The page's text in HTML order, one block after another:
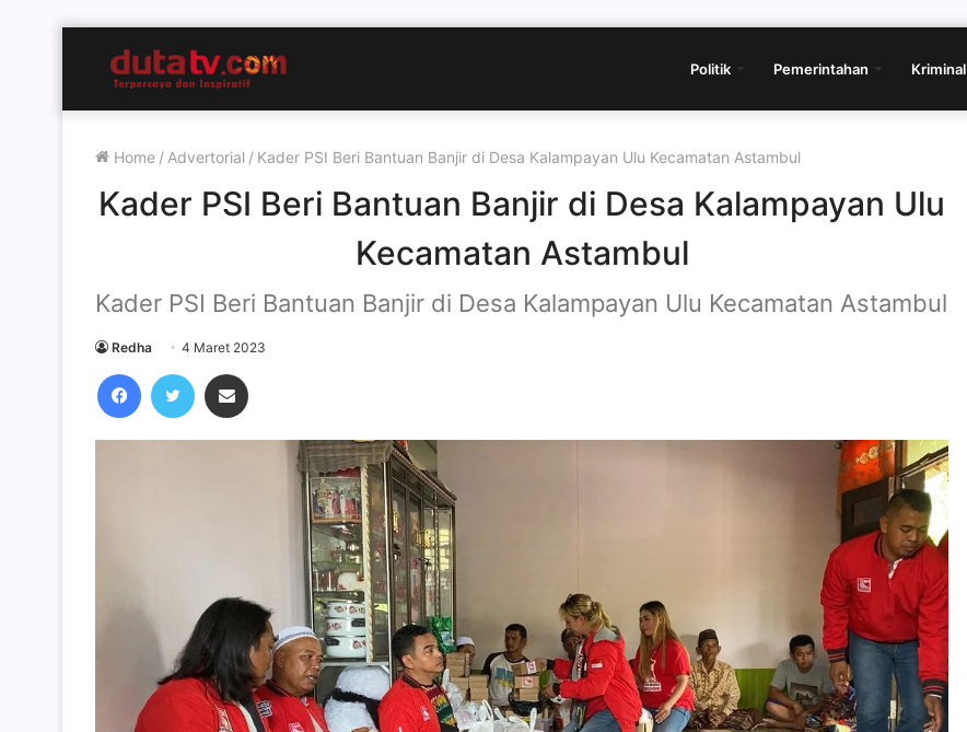
Politik Pemerintahan Kriminal
Home / Advertorial / Kader PSI Beri Bantuan Banjir di Desa Kalampayan Ulu Kecamatan Astambul
Kader PSI Beri Bantuan Banjir di Desa Kalampayan Ulu
Kecamatan Astambul
Kader PSI Beri Bantuan Banjir di Desa Kalampayan Ulu Kecamatan Astambul
Redha 4 Maret 2023
FacebookTwitter